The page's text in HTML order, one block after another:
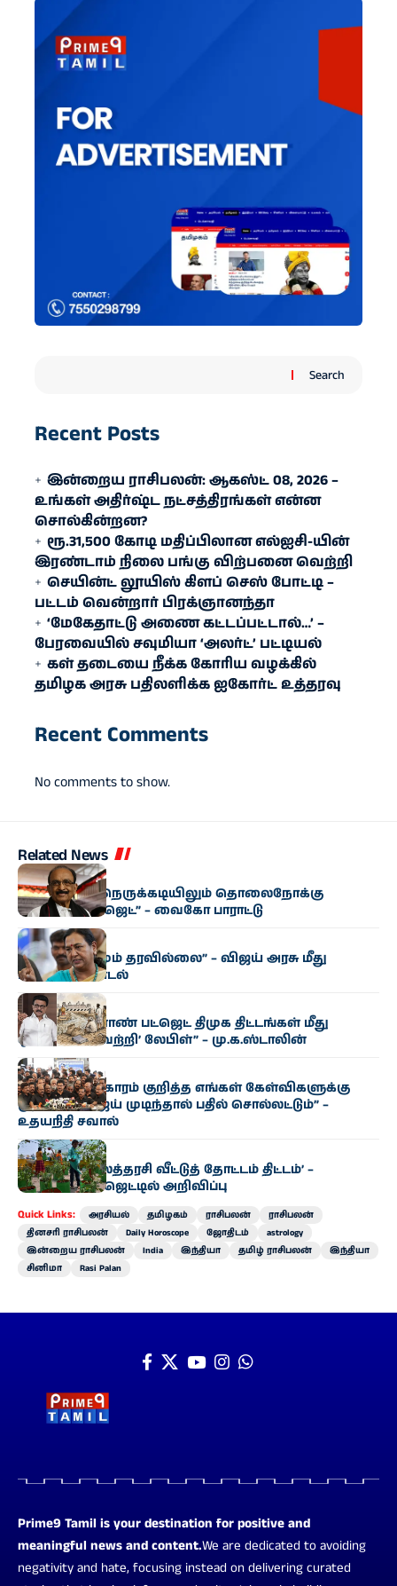
Search
Recent Posts
இன்றைய ராசிபலன்: ஆகஸ்ட் 08, 2026 –
உங்கள் அதிர்ஷ்ட நட்சத்திரங்கள் என்ன
சொல்கின்றன?
ரூ.31,500 கோடி மதிப்பிலான எல்ஐசி-​யின்
இரண்​டாம் நிலை பங்கு விற்பனை வெற்றி
செயின்ட் லூயிஸ் கிளப் செஸ் போட்டி –
பட்டம் வென்றார் பிரக்ஞானந்தா
‘மேகேதாட்டு அணை கட்டப்பட்டால்…’ –
பேரவையில் சவுமியா ‘அலர்ட்’ பட்டியல்
கள் தடையை நீக்க கோரிய வழக்கில்
தமிழக அரசு பதிலளிக்க ஐகோர்ட் உத்தரவு
Recent Comments
No comments to show.
Related News
அரசியல்
“மிகுந்த நிதி நெருக்கடியிலும் தொலைநோக்கு
வேளாண் பட்ஜெட்” – வைகோ பாராட்டு
அரசியல்
“எந்த மாற்றமும் தரவில்லை” – விஜய் அரசு மீது
பிரேமலதா சாடல்
அரசியல்
“தமிழக வேளாண் பட்ஜெட் திமுக திட்டங்கள் மீது
ஒட்டப்பட்ட ‘வெற்றி’ லேபிள்” – மு.க.ஸ்டாலின்
அரசியல்
“காவிரி விவகாரம் குறித்த எங்கள் கேள்விகளுக்கு
முதல்வர் விஜய் முடிந்தால் பதில் சொல்லட்டும்” –
உதயநிதி சவால்
அரசியல்
‘வெற்றி இல்லத்தரசி வீட்டுத் தோட்டம் திட்டம்’ –
வேளாண் பட்ஜெட்டில் அறிவிப்பு
Quick Links: அரசியல் தமிழகம் ராசிபலன்
ராசிபலன்
தினசரி ராசிபலன்
Daily Horoscope ஜோதிடம்
astrology
இன்றைய ராசிபலன்
India இந்தியா தமிழ் ராசிபலன்
இந்தியா
சினிமா
Rasi Palan
Prime9 Tamil is your destination for positive and
meaningful news and content.We are dedicated to avoiding
negativity and hate, focusing instead on delivering curated